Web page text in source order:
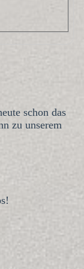
schon das
zu unserem